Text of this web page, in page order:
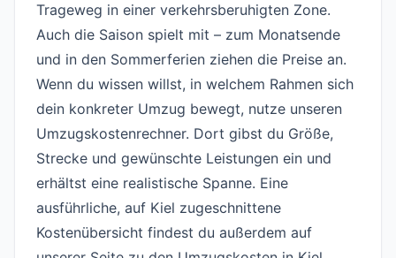
Trageweg in einer verkehrsberuhigten Zone.
Auch die Saison spielt mit – zum Monatsende
und in den Sommerferien ziehen die Preise an.
Wenn du wissen willst, in welchem Rahmen sich
dein konkreter Umzug bewegt, nutze unseren
Umzugskostenrechner. Dort gibst du Größe,
Strecke und gewünschte Leistungen ein und
erhältst eine realistische Spanne. Eine
ausführliche, auf Kiel zugeschnittene
Kostenübersicht findest du außerdem auf